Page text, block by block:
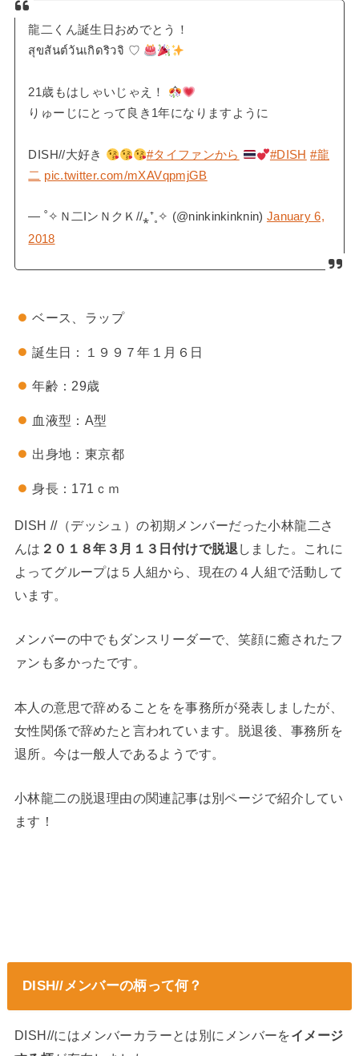
龍二くん誕生日おめでとう！
สุขสันต์วันเกิดริวจิ ♡︎
21歳もはしゃいじゃえ！
りゅーじにとって良き1年になりますように
DISH//大好き #タイファンから #DISH #龍
二 pic.twitter.com/mXAVqpmjGB
— ˚✧Ｎ二IンＮクＫ//⁎⁺˳✧ (@ninkinkinknin) January 6,
2018
ベース、ラップ
誕生日：１９９７年１月６日
年齢：29歳
血液型：A型
出身地：東京都
身長：171ｃｍ
DISH //（デッシュ）の初期メンバーだった小林龍二さ
んは ２０１８年３月１３日付けで脱退 しました。これに
よってグループは５人組から、現在の４人組で活動して
います。
メンバーの中でもダンスリーダーで、笑顔に癒されたフ
ァンも多かったです。
本人の意思で辞めることをを事務所が発表しましたが、
女性関係で辞めたと言われています。脱退後、事務所を
退所。今は一般人であるようです。
小林龍二の脱退理由の関連記事は別ページで紹介してい
ます！
DISH//メンバーの柄って何？
DISH//にはメンバーカラーとは別にメンバーをイメージ